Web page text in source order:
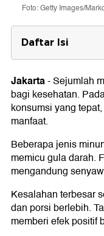
Foto: Getty Images/
Daftar Isi
Minuman
ternyata
1. Kopi
2. Susu Sapi
3. 100% Jus
4. Susu Kedelai
5. Teh
Jakarta-Sejumlah
bagi kesehatan.
konsumsi yang
manfaat.
Beberapa jenis
memicu gula darah.
mengandung
Kesalahan terbesar
dan porsi berlebih.
memberi efek positif